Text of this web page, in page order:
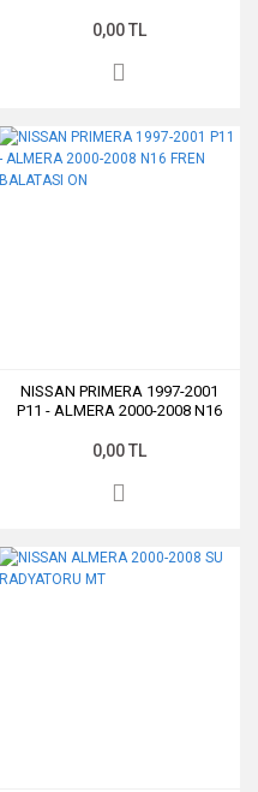
0,00 TL
NISSAN PRIMERA 1997-2001
P11 - ALMERA 2000-2008 N16
0,00 TL